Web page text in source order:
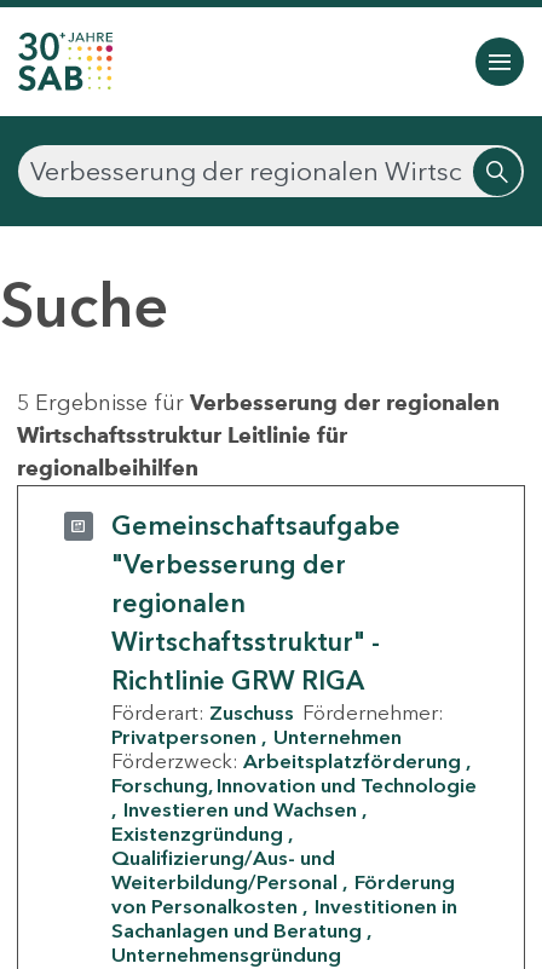
Suche
5 Ergebnisse für Verbesserung der regionalen
Wirtschaftsstruktur Leitlinie für
regionalbeihilfen
Gemeinschaftsaufgabe
"Verbesserung der
regionalen
Wirtschaftsstruktur" -
Richtlinie GRW RIGA
Förderart: Zuschuss Fördernehmer:
Privatpersonen
Unternehmen
Förderzweck: Arbeitsplatzförderung
Forschung, Innovation und Technologie
Investieren und Wachsen
Existenzgründung
Qualifizierung/Aus- und
Weiterbildung/Personal
Förderung
von Personalkosten
Investitionen in
Sachanlagen und Beratung
Unternehmensgründung